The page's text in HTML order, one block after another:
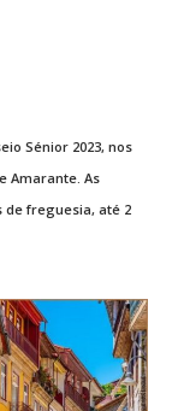
Sénior 2023, nos
Amarante. As
de freguesia, até 2